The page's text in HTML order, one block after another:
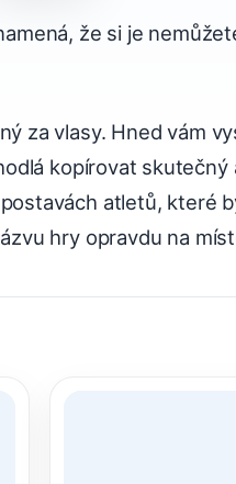
že si je
za vlasy. Hned vám
kopírovat skutečný
atletů, které
hry opravdu na